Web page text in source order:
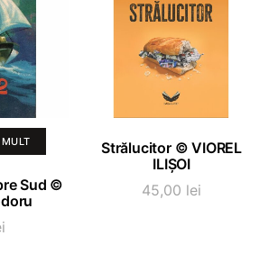
Sud ©
ADAUGĂ ÎN COȘ
Strălucitor © VIOREL
ILIȘOI
45,00 lei